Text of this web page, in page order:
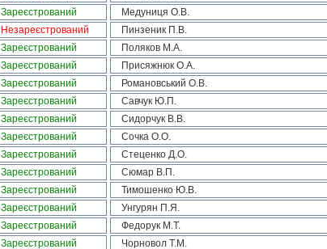
Зареєстрований Медуниця О.В.
Незареєстрований Пинзеник П.В.
Зареєстрований Поляков М.А.
Зареєстрований Присяжнюк О.А.
Зареєстрований Романовський О.В.
Зареєстрований Савчук Ю.П.
Зареєстрований Сидорчук В.В.
Зареєстрований Сочка О.О.
Зареєстрований Стеценко Д.О.
Зареєстрований Сюмар В.П.
Зареєстрований Тимошенко Ю.В.
Зареєстрований Унгурян П.Я.
Зареєстрований Федорук М.Т.
Зареєстрований Чорновол Т.М.